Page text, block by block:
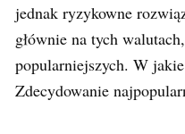
jednak ryzykowne
głównie na tych
popularniejszych. W
Zdecydowanie